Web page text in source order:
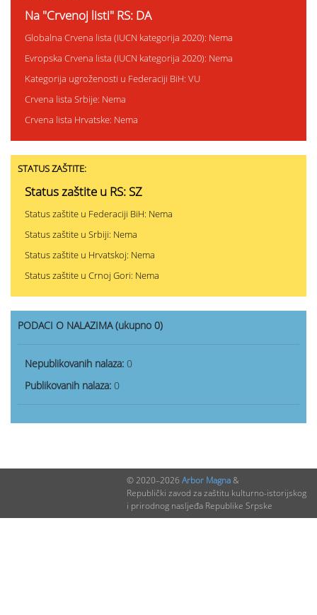
Na "Crvenoj listi" RS: DA
Globalna Crvena lista (IUCN kategorija 2020): Nema
Evropska Crvena lista (IUCN kategorija 2020): Nema
Kategorija ugroženosti u Federaciji BiH: VU
Crvena lista Srbije: Nema
Crvena lista Hrvatske: Nema
STATUS ZAŠTITE:
Status zaštite u RS: SZ
Status zaštite u Federaciji BiH: Nema
Status zaštite u Srbiji: Nema
Status zaštite u Hrvatskoj: Nema
Status zaštite u Crnoj Gori: Nema
PODACI O NALAZIMA (ukupno 0)
Nepublikovanih nalaza: 0
Publikovanih nalaza: 0
© 2020–2026 Arbor Magna&
Republički zavod za zaštitu kulturno-istorijskog
i prirodnog nasljeđa Republike Srpske